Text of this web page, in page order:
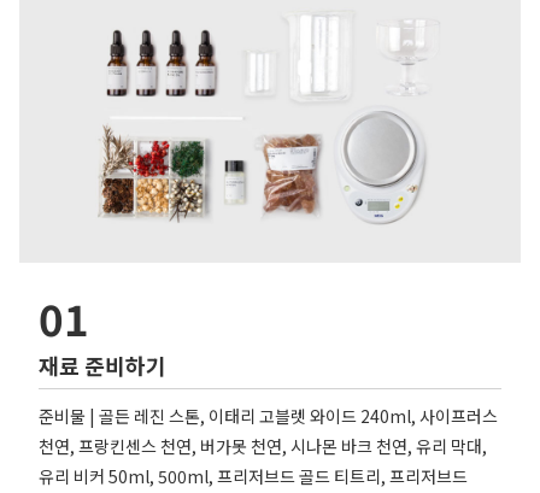
01
재료 준비하기
준비물 | 골든 레진 스톤, 이태리 고블렛 와이드 240ml, 사이프러스
천연, 프랑킨센스 천연, 버가못 천연, 시나몬 바크 천연, 유리 막대,
유리 비커 50ml, 500ml, 프리저브드 골드 티트리, 프리저브드